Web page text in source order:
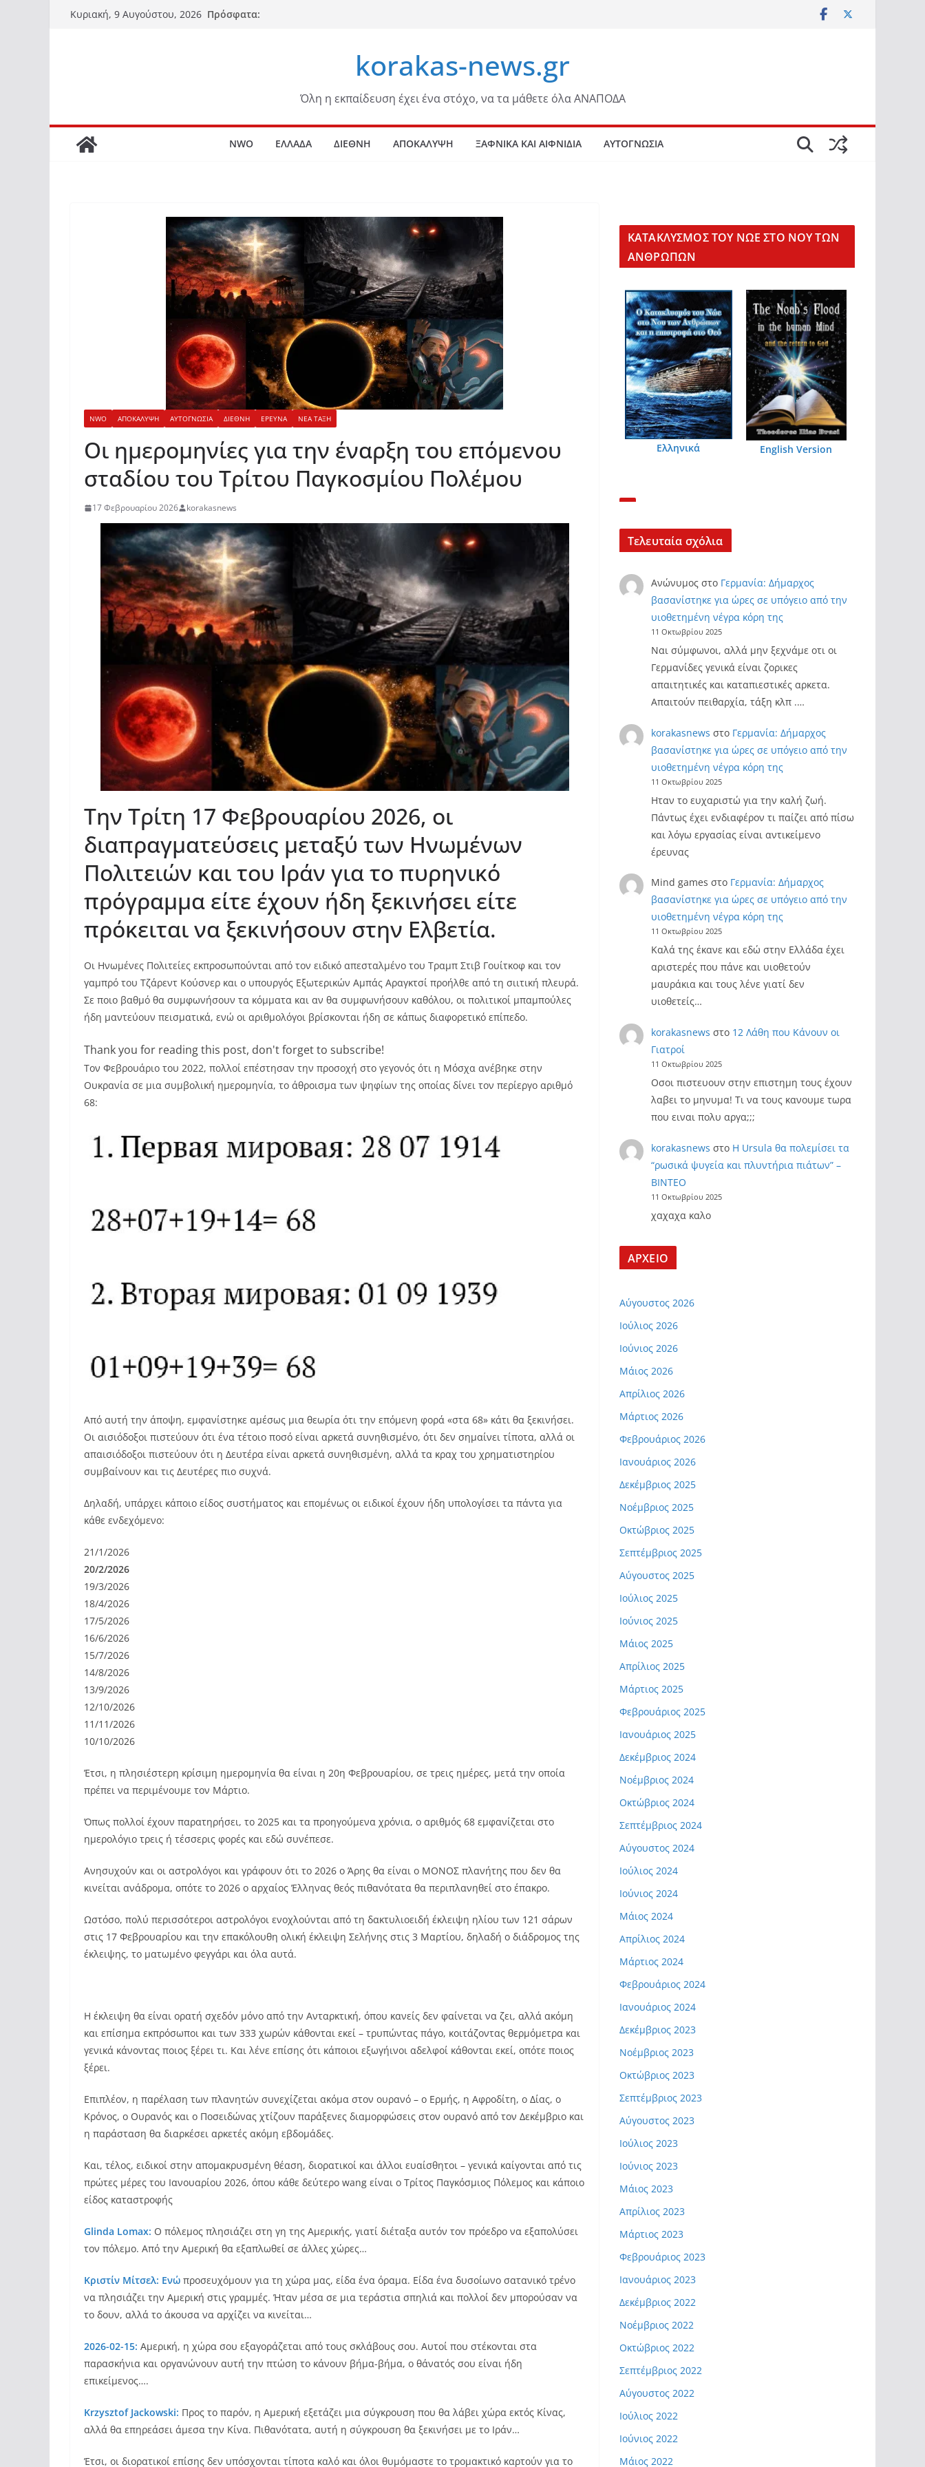
Μετάβαση
Κυριακή, 9 Αυγούστου, 2026 Πρόσφατα:
korakas-news.gr
Όλη η εκπαίδευση έχει ένα στόχο, να τα μάθετε όλα ΑΝΑΠΟΔΑ
NWO ΕΛΛΑΔΑ ΔΙΕΘΝΗ ΑΠΟΚΑΛΥΨΗ ΞΑΦΝΙΚΑ ΚΑΙ ΑΙΦΝΙΔΙΑ ΑΥΤΟΓΝΩΣΙΑ
NWO ΑΠΟΚΑΛΥΨΗ ΑΥΤΟΓΝΩΣΙΑ ΔΙΕΘΝΗ ΕΡΕΥΝΑ ΝΕΑ ΤΑΞΗ
Οι ημερομηνίες για την έναρξη του επόμενου
σταδίου του Τρίτου Παγκοσμίου Πολέμου
17 Φεβρουαρίου 2026 korakasnews
Την Τρίτη 17 Φεβρουαρίου 2026, οι
διαπραγματεύσεις μεταξύ των Ηνωμένων
Πολιτειών και του Ιράν για το πυρηνικό
πρόγραμμα είτε έχουν ήδη ξεκινήσει είτε
πρόκειται να ξεκινήσουν στην Ελβετία.
Οι Ηνωμένες Πολιτείες εκπροσωπούνται από τον ειδικό απεσταλμένο του Τραμπ Στιβ Γουίτκοφ και τον
γαμπρό του Τζάρεντ Κούσνερ και ο υπουργός Εξωτερικών Αμπάς Αραγκτσί προήλθε από τη σιιτική πλευρά.
Σε ποιο βαθμό θα συμφωνήσουν τα κόμματα και αν θα συμφωνήσουν καθόλου, οι πολιτικοί μπαμπούλες
ήδη μαντεύουν πεισματικά, ενώ οι αριθμολόγοι βρίσκονται ήδη σε κάπως διαφορετικό επίπεδο.
Thank you for reading this post, don't forget to subscribe!
Τον Φεβρουάριο του 2022, πολλοί επέστησαν την προσοχή στο γεγονός ότι η Μόσχα ανέβηκε στην
Ουκρανία σε μια συμβολική ημερομηνία, το άθροισμα των ψηφίων της οποίας δίνει τον περίεργο αριθμό
68:
Από αυτή την άποψη, εμφανίστηκε αμέσως μια θεωρία ότι την επόμενη φορά «στα 68» κάτι θα ξεκινήσει.
Οι αισιόδοξοι πιστεύουν ότι ένα τέτοιο ποσό είναι αρκετά συνηθισμένο, ότι δεν σημαίνει τίποτα, αλλά οι
απαισιόδοξοι πιστεύουν ότι η Δευτέρα είναι αρκετά συνηθισμένη, αλλά τα κραχ του χρηματιστηρίου
συμβαίνουν και τις Δευτέρες πιο συχνά.
Δηλαδή, υπάρχει κάποιο είδος συστήματος και επομένως οι ειδικοί έχουν ήδη υπολογίσει τα πάντα για
κάθε ενδεχόμενο:
21/1/2026
20/2/2026
19/3/2026
18/4/2026
17/5/2026
16/6/2026
15/7/2026
14/8/2026
13/9/2026
12/10/2026
11/11/2026
10/10/2026
Έτσι, η πλησιέστερη κρίσιμη ημερομηνία θα είναι η 20η Φεβρουαρίου, σε τρεις ημέρες, μετά την οποία
πρέπει να περιμένουμε τον Μάρτιο.
Όπως πολλοί έχουν παρατηρήσει, το 2025 και τα προηγούμενα χρόνια, ο αριθμός 68 εμφανίζεται στο
ημερολόγιο τρεις ή τέσσερις φορές και εδώ συνέπεσε.
Ανησυχούν και οι αστρολόγοι και γράφουν ότι το 2026 ο Άρης θα είναι ο ΜΟΝΟΣ πλανήτης που δεν θα
κινείται ανάδρομα, οπότε το 2026 ο αρχαίος Έλληνας θεός πιθανότατα θα περιπλανηθεί στο έπακρο.
Ωστόσο, πολύ περισσότεροι αστρολόγοι ενοχλούνται από τη δακτυλιοειδή έκλειψη ηλίου των 121 σάρων
στις 17 Φεβρουαρίου και την επακόλουθη ολική έκλειψη Σελήνης στις 3 Μαρτίου, δηλαδή ο διάδρομος της
έκλειψης, το ματωμένο φεγγάρι και όλα αυτά.
Η έκλειψη θα είναι ορατή σχεδόν μόνο από την Ανταρκτική, όπου κανείς δεν φαίνεται να ζει, αλλά ακόμη
και επίσημα εκπρόσωποι και των 333 χωρών κάθονται εκεί – τρυπώντας πάγο, κοιτάζοντας θερμόμετρα και
γενικά κάνοντας ποιος ξέρει τι. Και λένε επίσης ότι κάποιοι εξωγήινοι αδελφοί κάθονται εκεί, οπότε ποιος
ξέρει.
Επιπλέον, η παρέλαση των πλανητών συνεχίζεται ακόμα στον ουρανό – ο Ερμής, η Αφροδίτη, ο Δίας, ο
Κρόνος, ο Ουρανός και ο Ποσειδώνας χτίζουν παράξενες διαμορφώσεις στον ουρανό από τον Δεκέμβριο και
η παράσταση θα διαρκέσει αρκετές ακόμη εβδομάδες.
Και, τέλος, ειδικοί στην απομακρυσμένη θέαση, διορατικοί και άλλοι ευαίσθητοι – γενικά καίγονται από τις
πρώτες μέρες του Ιανουαρίου 2026, όπου κάθε δεύτερο wang είναι ο Τρίτος Παγκόσμιος Πόλεμος και κάποιο
είδος καταστροφής
Glinda Lomax: Ο πόλεμος πλησιάζει στη γη της Αμερικής, γιατί διέταξα αυτόν τον πρόεδρο να εξαπολύσει
τον πόλεμο. Από την Αμερική θα εξαπλωθεί σε άλλες χώρες…
Κριστίν Μίτσελ: Ενώ προσευχόμουν για τη χώρα μας, είδα ένα όραμα. Είδα ένα δυσοίωνο σατανικό τρένο
να πλησιάζει την Αμερική στις γραμμές. Ήταν μέσα σε μια τεράστια σπηλιά και πολλοί δεν μπορούσαν να
το δουν, αλλά το άκουσα να αρχίζει να κινείται…
2026-02-15: Αμερική, η χώρα σου εξαγοράζεται από τους σκλάβους σου. Αυτοί που στέκονται στα
παρασκήνια και οργανώνουν αυτή την πτώση το κάνουν βήμα-βήμα, ο θάνατός σου είναι ήδη
επικείμενος….
Krzysztof Jackowski: Προς το παρόν, η Αμερική εξετάζει μια σύγκρουση που θα λάβει χώρα εκτός Κίνας,
αλλά θα επηρεάσει άμεσα την Κίνα. Πιθανότατα, αυτή η σύγκρουση θα ξεκινήσει με το Ιράν…
Έτσι, οι διορατικοί επίσης δεν υπόσχονται τίποτα καλό και όλοι θυμόμαστε το τρομακτικό καρτούν για το
KΑΤΑΚΛΥΣΜΟΣ ΤΟΥ ΝΩΕ ΣΤΟ ΝΟΥ ΤΩΝ
ΑΝΘΡΩΠΩΝ
Ελληνικά English Version
Τελευταία σχόλια
Ανώνυμοςστο Γερμανία: Δήμαρχος
βασανίστηκε για ώρες σε υπόγειο από την
υιοθετημένη νέγρα κόρη της
11 Οκτωβρίου 2025
Ναι σύμφωνοι, αλλά μην ξεχνάμε οτι οι
Γερμανίδες γενικά είναι ζορικες
απαιτητικές και καταπιεστικές αρκετα.
Απαιτούν πειθαρχία, τάξη κλπ .…
korakasnews στο Γερμανία: Δήμαρχος
βασανίστηκε για ώρες σε υπόγειο από την
υιοθετημένη νέγρα κόρη της
11 Οκτωβρίου 2025
Ηταν το ευχαριστώ για την καλή ζωή.
Πάντως έχει ενδιαφέρον τι παίζει από πίσω
και λόγω εργασίας είναι αντικείμενο
έρευνας
Mind games στο Γερμανία: Δήμαρχος
βασανίστηκε για ώρες σε υπόγειο από την
υιοθετημένη νέγρα κόρη της
11 Οκτωβρίου 2025
Καλά της έκανε και εδώ στην Ελλάδα έχει
αριστερές που πάνε και υιοθετούν
μαυράκια και τους λένε γιατί δεν
υιοθετείς…
korakasnews στο 12 Λάθη που Κάνουν οι
Γιατροί
11 Οκτωβρίου 2025
Οσοι πιστευουν στην επιστημη τους έχουν
λαβει το μηνυμα! Τι να τους κανουμε τωρα
που ειναι πολυ αργα;;;
korakasnews στο Η Ursula θα πολεμίσει τα
“ρωσικά ψυγεία και πλυντήρια πιάτων” –
ΒΙΝΤΕΟ
11 Οκτωβρίου 2025
χαχαχα καλο
ΑΡΧΕΙΟ
Αύγουστος 2026
Ιούλιος 2026
Ιούνιος 2026
Μάιος 2026
Απρίλιος 2026
Μάρτιος 2026
Φεβρουάριος 2026
Ιανουάριος 2026
Δεκέμβριος 2025
Νοέμβριος 2025
Οκτώβριος 2025
Σεπτέμβριος 2025
Αύγουστος 2025
Ιούλιος 2025
Ιούνιος 2025
Μάιος 2025
Απρίλιος 2025
Μάρτιος 2025
Φεβρουάριος 2025
Ιανουάριος 2025
Δεκέμβριος 2024
Νοέμβριος 2024
Οκτώβριος 2024
Σεπτέμβριος 2024
Αύγουστος 2024
Ιούλιος 2024
Ιούνιος 2024
Μάιος 2024
Απρίλιος 2024
Μάρτιος 2024
Φεβρουάριος 2024
Ιανουάριος 2024
Δεκέμβριος 2023
Νοέμβριος 2023
Οκτώβριος 2023
Σεπτέμβριος 2023
Αύγουστος 2023
Ιούλιος 2023
Ιούνιος 2023
Μάιος 2023
Απρίλιος 2023
Μάρτιος 2023
Φεβρουάριος 2023
Ιανουάριος 2023
Δεκέμβριος 2022
Νοέμβριος 2022
Οκτώβριος 2022
Σεπτέμβριος 2022
Αύγουστος 2022
Ιούλιος 2022
Ιούνιος 2022
Μάιος 2022